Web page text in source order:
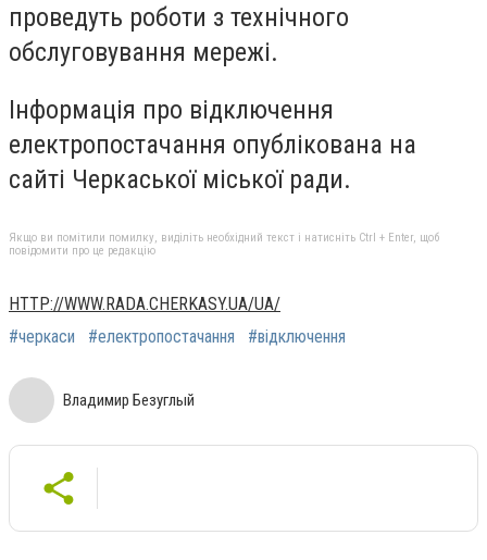
проведуть роботи з технічного
обслуговування мережі.
Інформація про відключення
електропостачання опублікована на
сайті Черкаської міської ради.
Якщо ви помітили помилку, виділіть необхідний текст і натисніть Ctrl + Enter, щоб
повідомити про це редакцію
HTTP://WWW.RADA.CHERKASY.UA/UA/
#черкаси
#електропостачання #відключення
Владимир Безуглый